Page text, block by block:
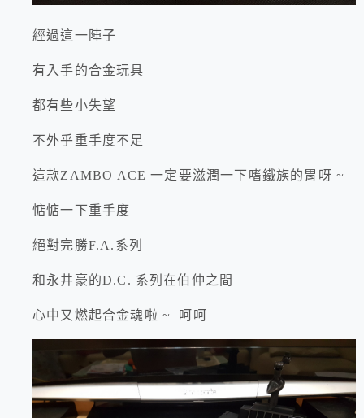
經過這一陣子
有入手的合金玩具
都有些小失望
不外乎重手度不足
這款ZAMBO ACE 一定要滋潤一下嗜鐵族的胃呀 ~
惦惦一下重手度
絕對完勝F.A.系列
和永井豪的D.C. 系列在伯仲之間
心中又燃起合金魂啦 ~ 呵呵